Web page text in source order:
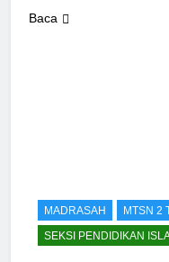
Baca
MADRASAH
MTSN 2
SEKSI PENDIDIKAN